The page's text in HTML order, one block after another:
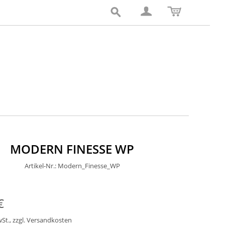
MODERN FINESSE WP
Artikel-Nr.: Modern_Finesse_WP
,zzgl.Versandkosten